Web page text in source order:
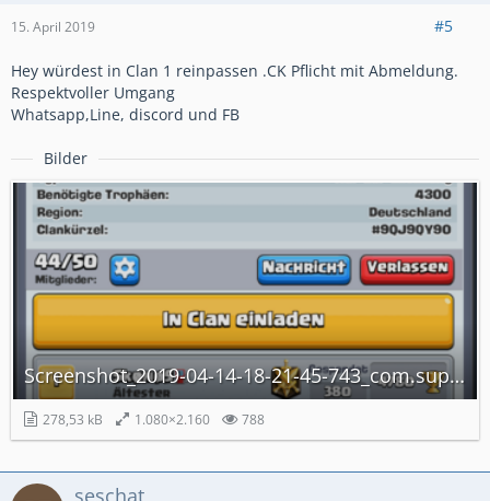
15. April 2019 #5
Hey würdest in Clan 1 reinpassen .CK Pflicht mit Abmeldung.
Respektvoller Umgang
Whatsapp,Line, discord und FB
Bilder
Screenshot_2019-04-14-18-21-45-743_com.supercell.clashroyale.png
278,53 kB 1.080×2.160 788
seschat